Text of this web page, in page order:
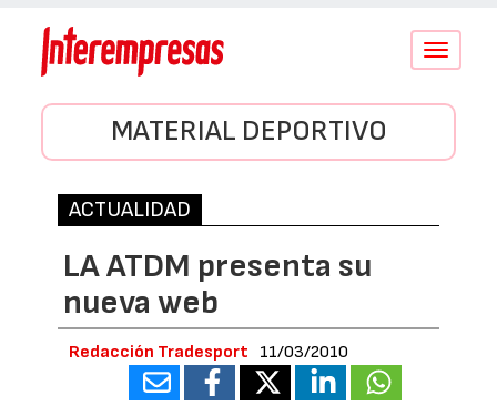
Conmutar
MATERIAL DEPORTIVO
ACTUALIDAD
LA ATDM presenta su
nueva web
Redacción Tradesport 11/03/2010